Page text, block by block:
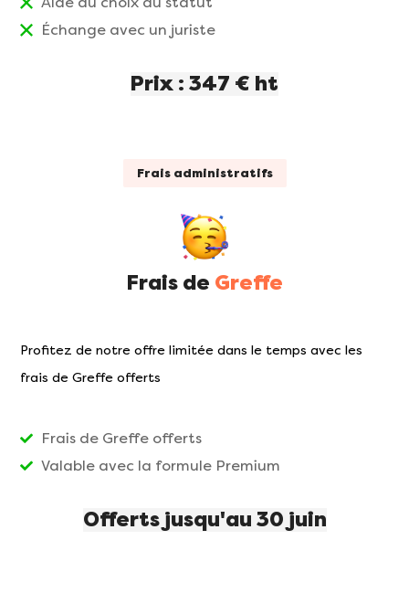
Échange avec un juriste
Prix : 347 € ht
Frais administratifs
Frais de Greffe
Profitez de notre offre limitée dans le temps avec les
frais de Greffe offerts
Frais de Greffe offerts
Valable avec la formule Premium
Offerts jusqu'au 30 juin